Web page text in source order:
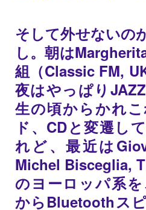
そして外せないの
し。朝は
組（Classic FM,
夜はやっぱり
生の頃からかれ
ド、CDと変遷し
れど、最近は
Michel Bisceglia,
のヨーロッパ系
からBluetoothス